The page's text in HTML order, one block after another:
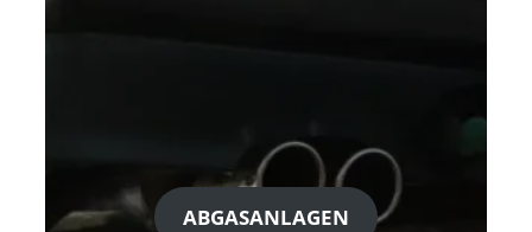
ABGASANLAGEN